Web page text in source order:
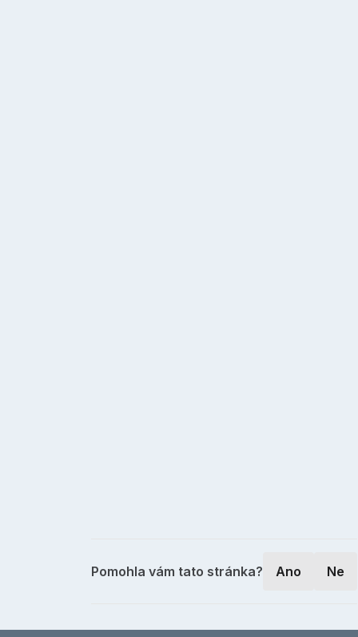
Pomohla vám tato stránka? Ano Ne